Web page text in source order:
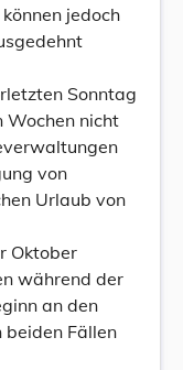
jedoch
Sonntag
Wochen nicht
von
Urlaub von
Oktober
während der
an den
beiden Fällen